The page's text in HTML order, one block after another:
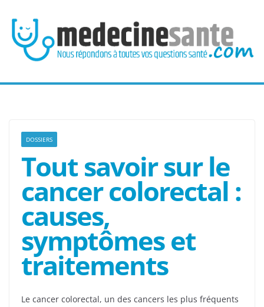
contenu
DOSSIERS
Tout savoir sur le
cancer colorectal :
causes,
symptômes et
traitements
Le cancer colorectal, un des cancers les plus fréquents